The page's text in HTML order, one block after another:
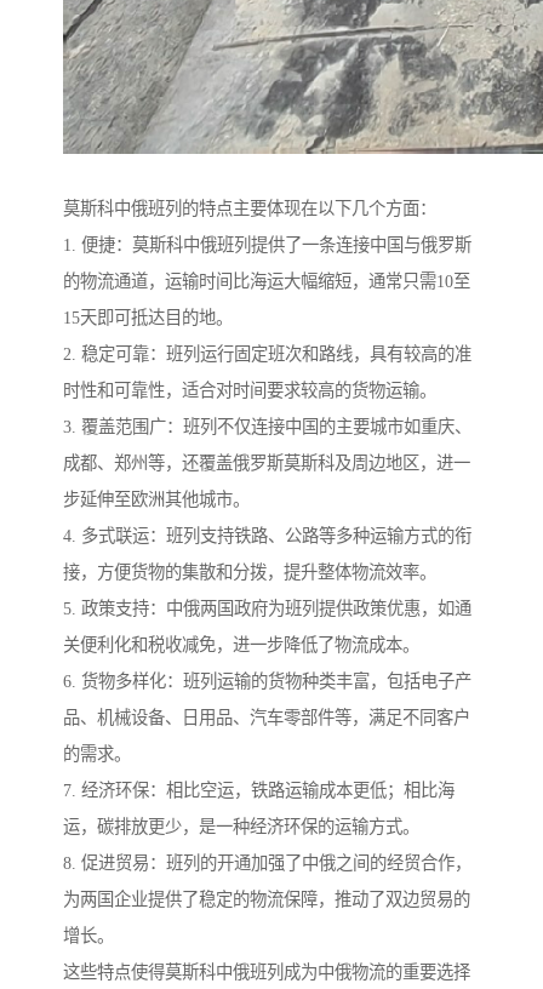
莫斯科中俄班列的特点主要体现在以下几个方面：
1. 便捷：莫斯科中俄班列提供了一条连接中国与俄罗斯
的物流通道，运输时间比海运大幅缩短，通常只需10至
15天即可抵达目的地。
2. 稳定可靠：班列运行固定班次和路线，具有较高的准
时性和可靠性，适合对时间要求较高的货物运输。
3. 覆盖范围广：班列不仅连接中国的主要城市如重庆、
成都、郑州等，还覆盖俄罗斯莫斯科及周边地区，进一
步延伸至欧洲其他城市。
4. 多式联运：班列支持铁路、公路等多种运输方式的衔
接，方便货物的集散和分拨，提升整体物流效率。
5. 政策支持：中俄两国政府为班列提供政策优惠，如通
关便利化和税收减免，进一步降低了物流成本。
6. 货物多样化：班列运输的货物种类丰富，包括电子产
品、机械设备、日用品、汽车零部件等，满足不同客户
的需求。
7. 经济环保：相比空运，铁路运输成本更低；相比海
运，碳排放更少，是一种经济环保的运输方式。
8. 促进贸易：班列的开通加强了中俄之间的经贸合作，
为两国企业提供了稳定的物流保障，推动了双边贸易的
增长。
这些特点使得莫斯科中俄班列成为中俄物流的重要选择